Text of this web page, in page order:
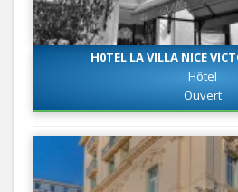
H0TEL LA VILLA NICE
Hôtel
Ouvert